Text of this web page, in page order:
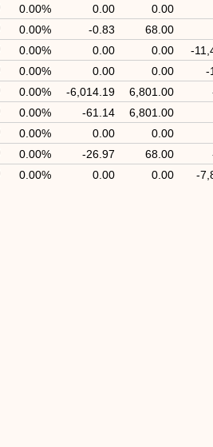
0.00
0.00
0.00%
68.00
-0.83
0.00%
-
0.00
0.00
0.00%
-
0.00
0.00
0.00%
6,801.00
-6,014.19
0.00%
6,801.00
-61.14
0.00%
0.00
0.00
0.00%
68.00
-26.97
0.00%
-
0.00
0.00
0.00%